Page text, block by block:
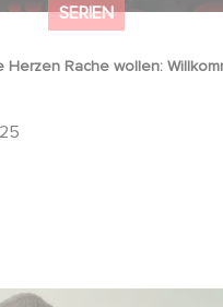
SERIEN
Herzen Rache wollen:
Manipulation – wer zieht